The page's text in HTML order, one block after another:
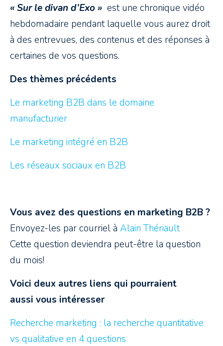
«Sur le divan d’Exo» est une chronique vidéo
hebdomadaire pendant laquelle vous aurez droit
à des entrevues, des contenus et des réponses à
certaines de vos questions.
Des thèmes précédents
Le marketing B2B dans le domaine
manufacturier
Le marketing intégré en B2B
Les réseaux sociaux en B2B
Vous avez des questions en marketing B2B ?
Envoyez-les par courriel à Alain Thériault
Cette question deviendra peut-être la question
du mois!
Voici deux autres liens qui pourraient
aussi vous intéresser
Recherche marketing : la recherche quantitative
vs qualitative en 4 questions